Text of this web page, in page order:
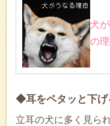
犬
の
◆耳をペタッと下げ
立耳の犬に多く見ら